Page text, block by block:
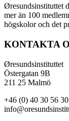
Øresundsinstituttet
mer än 100
högskolor och det
KONTAKTA
Øresundsinstituttet
Östergatan 9B
211 25 Malmö
+46 (0) 40 30 56 30